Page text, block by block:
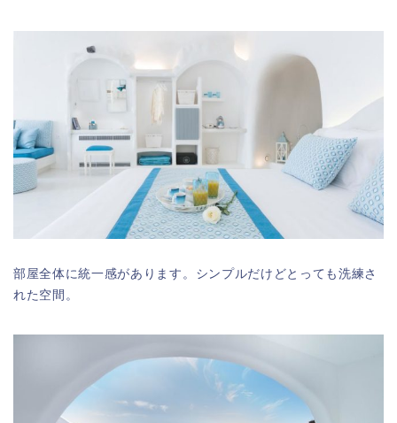
部屋全体に統一感があります。シンプルだけどとっても洗練さ
れた空間。